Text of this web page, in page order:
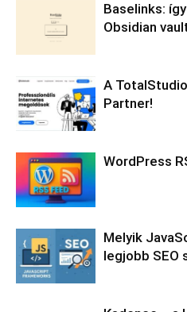
Baselinks:
Obsidian
A
Partner!
WordPress
Melyik
legjobb SEO